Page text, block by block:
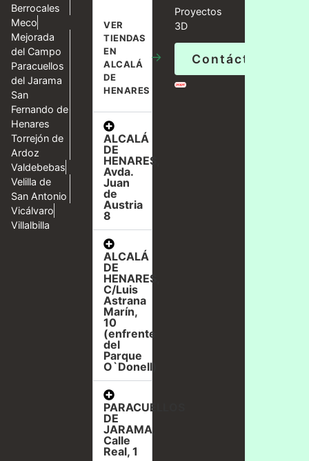
Berrocales
Meco
Mejorada
del Campo
Paracuellos
del Jarama
San
Fernando de
Henares
Torrejón de
Ardoz
Valdebebas
Velilla de
San Antonio
Vicálvaro
Villalbilla
VER
TIENDAS
EN
ALCALÁ
DE
HENARES
→
ALCALÁ
DE
HENARES,
Avda.
Juan
de
Austria
8
ALCALÁ
DE
HENARES,
C/Luis
Astrana
Marín,
10
(enfrente
del
Parque
O`Donell)
PARACUELLOS
DE
JARAMA,
Calle
Real, 1
Proyectos
3D
Contáctanos